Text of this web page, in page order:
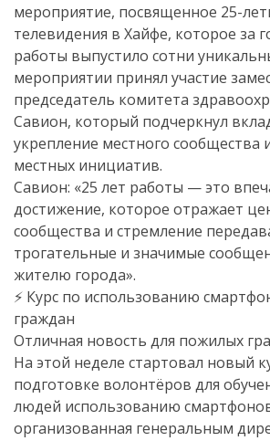
мероприятие, посвященное 25-
телевидения в Хайфе, которое за
работы выпустило сотни
мероприятии принял участие
председатель комитета
Савион, который подчеркнул
укрепление местного сообщества
местных инициатив.
Савион: «25 лет работы — это
достижение, которое отражает
сообщества и стремление
трогательные и значимые
жителю города».
⚡️ Курс по использованию
граждан
Отличная новость для пожилых
На этой неделе стартовал новый
подготовке волонтёров для
людей использованию
организованная генеральным